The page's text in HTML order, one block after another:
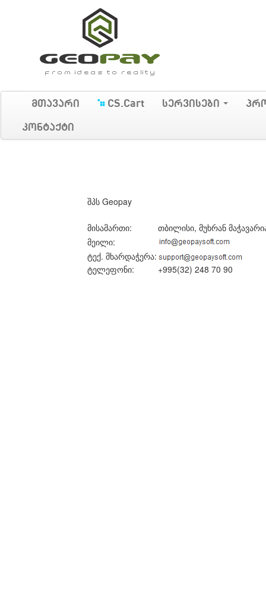
მთავარი CS.Cart სერვისები
კონტაქტი
შპს Geopay
მისამართი:
თბილისი, მუხრან
მეილი:
ტექ. მხარდაჭერა:
ტელეფონი:
+995(32) 248 70 90